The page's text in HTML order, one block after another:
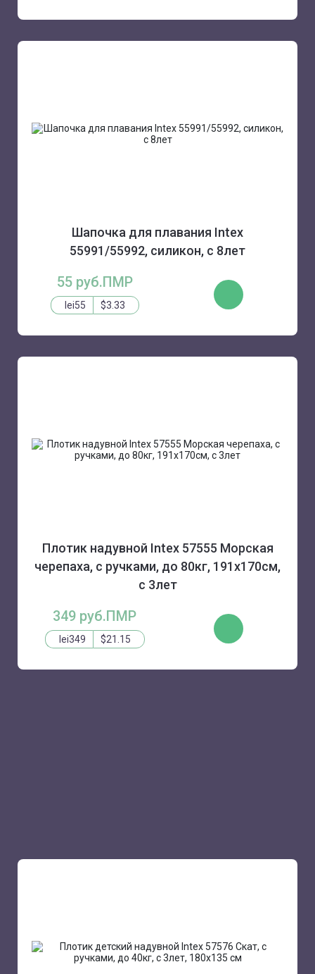
Шапочка для плавания Intex
55991/55992, силикон, с 8лет
55 руб.ПМР
lei55 $3.33
КУПИТЬ
Плотик надувной Intex 57555 Морская
черепаха, с ручками, до 80кг, 191х170см,
с 3лет
349 руб.ПМР
lei349 $21.15
КУПИТЬ